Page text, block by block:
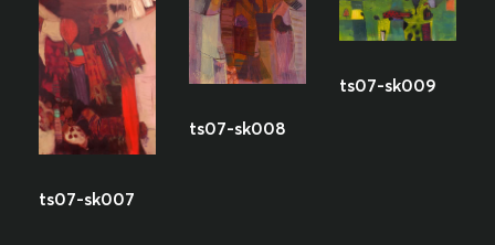
ts07-sk007
ts07-sk008
ts07-sk009